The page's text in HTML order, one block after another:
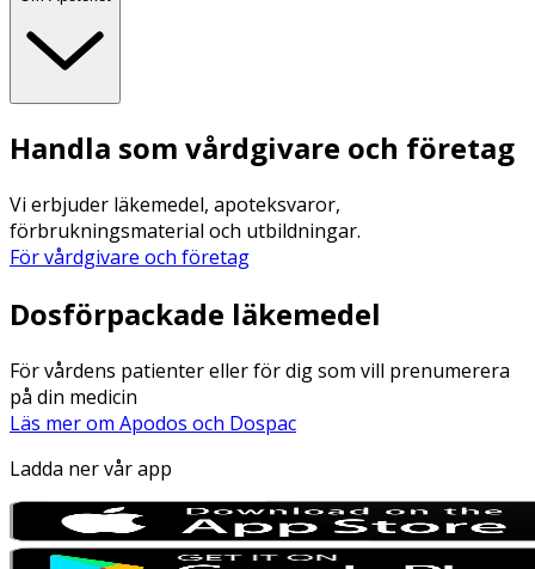
Handla som vårdgivare och företag
Vi erbjuder läkemedel, apoteksvaror,
förbrukningsmaterial och utbildningar.
För vårdgivare och företag
Dosförpackade läkemedel
För vårdens patienter eller för dig som vill prenumerera
på din medicin
Läs mer om Apodos och Dospac
Ladda ner vår app